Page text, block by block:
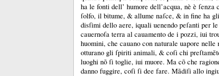
ha le fonti dell’ humore dell’acqua, nè è ſenza
ſolfo, il bitume, & allume naſce, & in fine ha
disſimi dello aere, iquali uenendo peſanti per
cauernoſa terra al cauamento de i pozzi, iui
huomini, che cauano con naturale uapore
otturano gli ſpiriti animali, & coſi chi
luoghi nõ ſi toglie, iui muore. Ma cõ che
danno fuggire, coſi ſi dee fare. Mãdiſi allo